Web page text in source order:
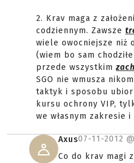
2. Krav maga z
codziennym. Zawsze
wiele owocniejsze niż
(wiem bo sam
przede wszystkim
SGO nie wmusza
taktyk i sposobu
kursu ochrony VIP,
we własnym zakresie i
Axus07-11-2012 @
Co do krav magi